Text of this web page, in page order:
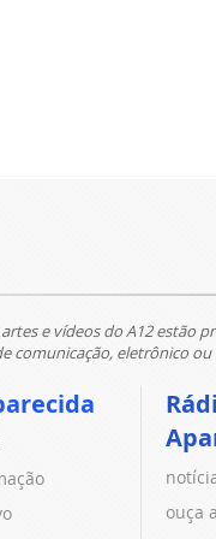
e vídeos do A12 estão
eletrônico
ouça